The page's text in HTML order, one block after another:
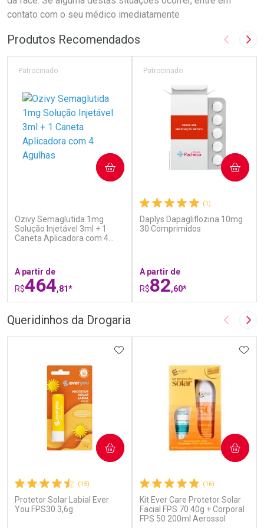
contato com o seu médico imediatamente
Produtos Recomendados Imagem
Ozivy Semaglutida 1mg
Solução Injetável 3ml + 1
Caneta Aplicadora com 4
Patrocinado
A partir de
R$464,81*
COMPRAR
Ativar Desconto
(1)
Daplys Dapagliflozina 10mg
30 Comprimidos
Patrocinado
A partir de
R$82,60*
COMPRAR
Ativar Desconto
Comprar sem Desconto
Queridinhos da Drogaria Imagem
(15)
Protetor Solar Labial Ever
You FPS30 3,6g
ADICIONAR AOS FAVORITOS
COMPRAR
(16)
Kit Ever Care Protetor Solar
Facial FPS 70 40g + Corporal
FPS 50 200ml Aerossol
COMPRAR